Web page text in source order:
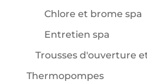
Chlore et brome spa
Entretien spa
Trousses d'ouverture
Thermopompes